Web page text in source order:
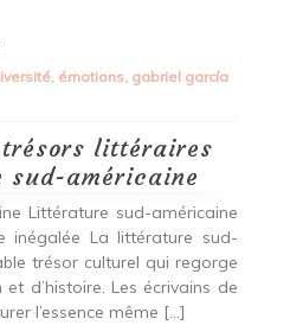
du Bien-Être : Votre
Saine Située au
du Bien-Être est bien plus